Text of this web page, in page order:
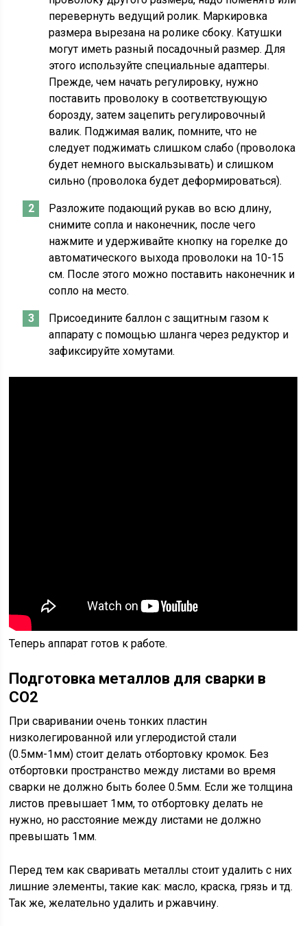
перевернуть ведущий ролик. Маркировка
размера вырезана на ролике сбоку. Катушки
могут иметь разный посадочный размер. Для
этого используйте специальные адаптеры.
Прежде, чем начать регулировку, нужно
поставить проволоку в соответствующую
борозду, затем зацепить регулировочный
валик. Поджимая валик, помните, что не
следует поджимать слишком слабо (проволока
будет немного выскальзывать) и слишком
сильно (проволока будет деформироваться).
Разложите подающий рукав во всю длину,
снимите сопла и наконечник, после чего
нажмите и удерживайте кнопку на горелке до
автоматического выхода проволоки на 10-15
см. После этого можно поставить наконечник и
сопло на место.
Присоедините баллон с защитным газом к
аппарату с помощью шланга через редуктор и
зафиксируйте хомутами.
Теперь аппарат готов к работе.
Подготовка металлов для сварки в
CO2
При сваривании очень тонких пластин
низколегированной или углеродистой стали
(0.5мм-1мм) стоит делать отбортовку кромок. Без
отбортовки пространство между листами во время
сварки не должно быть более 0.5мм. Если же толщина
листов превышает 1мм, то отбортовку делать не
нужно, но расстояние между листами не должно
превышать 1мм.
Перед тем как сваривать металлы стоит удалить с них
лишние элементы, такие как: масло, краска, грязь и тд.
Так же, желательно удалить и ржавчину.